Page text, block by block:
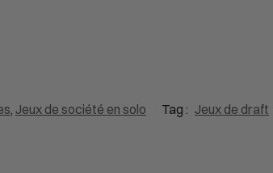
, Jeux de société en solo Tag : Jeux de draft